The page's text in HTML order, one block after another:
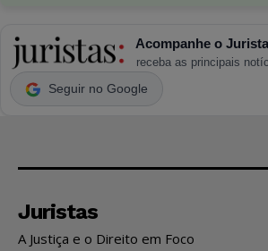
Acompanhe o
receba as principais
Seguir no Google
Juristas
A Justiça e o Direito em Foco